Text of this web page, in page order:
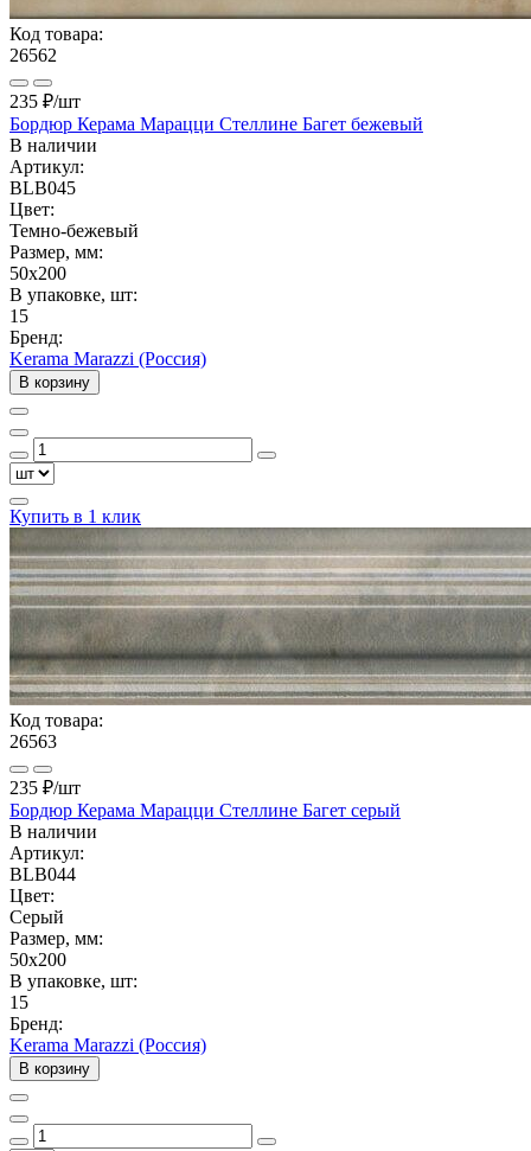
Код товара:
26562
235 ₽/шт
Бордюр Керама Марацци Стеллине Багет бежевый
В наличии
Артикул:
BLB045
Цвет:
Темно-бежевый
Размер, мм:
50x200
В упаковке, шт:
15
Бренд:
Kerama Marazzi (Россия)
В корзину
Купить в 1 клик
Код товара:
26563
235 ₽/шт
Бордюр Керама Марацци Стеллине Багет серый
В наличии
Артикул:
BLB044
Цвет:
Серый
Размер, мм:
50x200
В упаковке, шт:
15
Бренд:
Kerama Marazzi (Россия)
В корзину